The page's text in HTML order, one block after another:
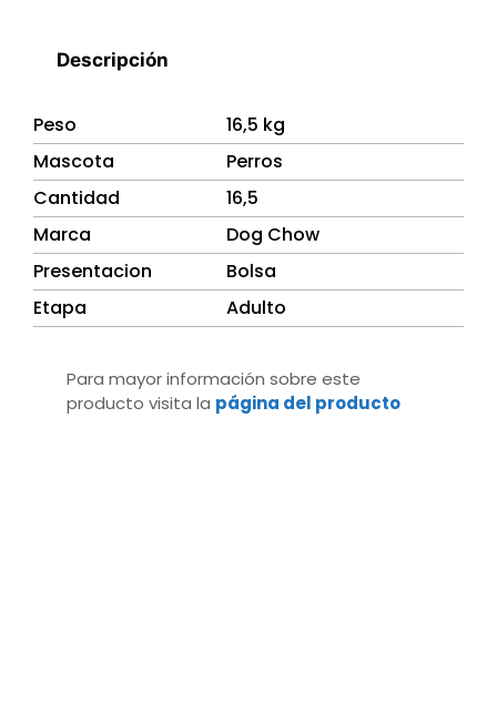
Descripción
Peso
16,5 kg
Mascota
Perros
Cantidad
16,5
Marca
Dog Chow
Presentacion
Bolsa
Etapa
Adulto
Para mayor información sobre este
producto visita la página del producto